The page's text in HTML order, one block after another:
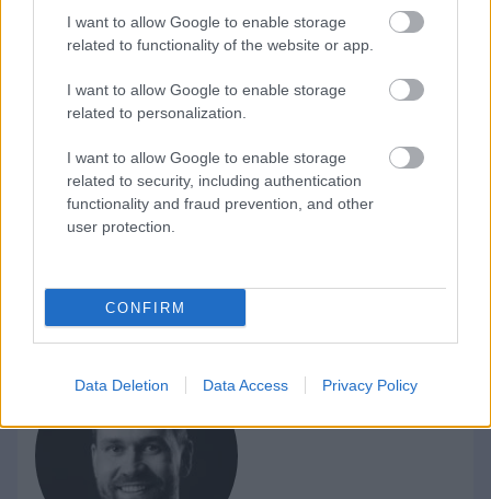
I want to allow Google to enable storage
related to functionality of the website or app.
I want to allow Google to enable storage
related to personalization.
I want to allow Google to enable storage
related to security, including authentication
functionality and fraud prevention, and other
user protection.
CONFIRM
Data Deletion Data Access Privacy Policy
PROCOUNTOR
SÄHKÖINEN TALOUSHALLINTO